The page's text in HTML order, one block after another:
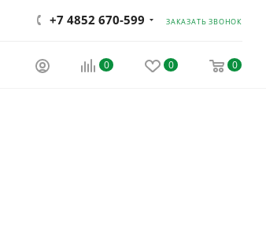
+7 4852 670-599 ЗАКАЗАТЬ ЗВОНОК
0 0 0